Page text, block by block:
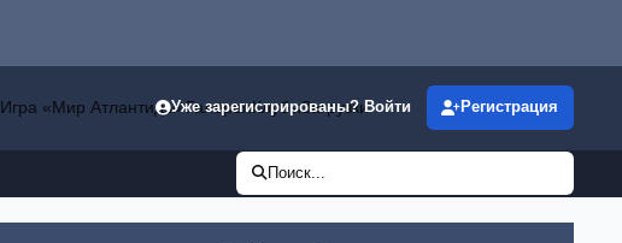
Игра «Мир Атлантиды»ГалереяКлубыЗагрузки
Уже зарегистрированы? Войти Регистрация
Поиск...